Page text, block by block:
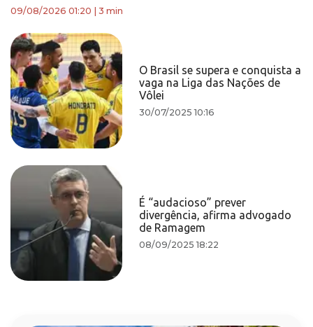
09/08/2026 01:20 3 min
O Brasil se supera e conquista a
vaga na Liga das Nações de
Vôlei
30/07/2025 10:16
É “audacioso” prever
divergência, afirma advogado
de Ramagem
08/09/2025 18:22